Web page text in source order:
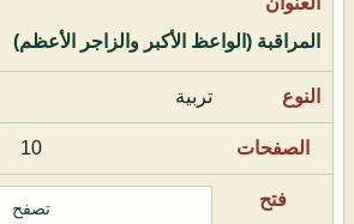
المراقبة (الواعظ الأكبر والزاجر الأعظم)
تربية
10
تصفح